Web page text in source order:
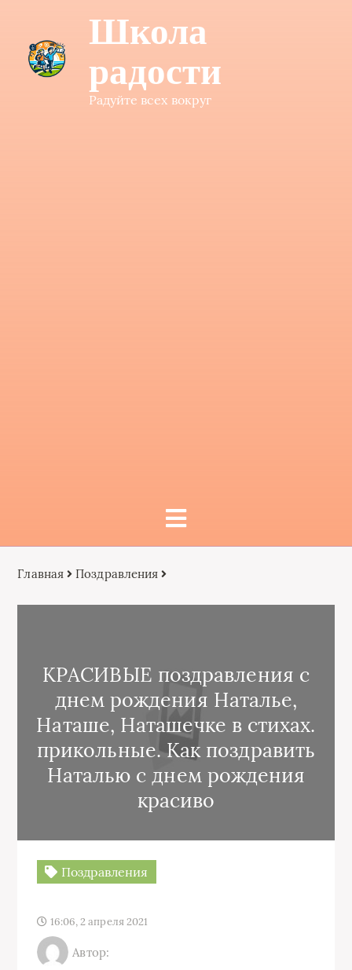
Школа
радости
Радуйте всех вокруг
Главная Поздравления
КРАСИВЫЕ поздравления с
днем рождения Наталье,
Наташе, Наташечке в стихах.
прикольные. Как поздравить
Наталью с днем рождения
красиво
Поздравления
16:06, 2 апреля 2021
Автор: